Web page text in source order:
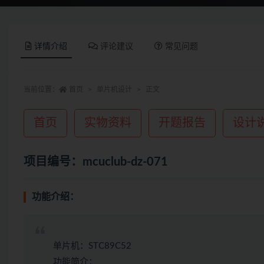
详情介绍 评论建议 常见问题
首页 实物资料 开题报告 设计
项目编号：mcuclub-dz-071
功能介绍：
单片机：STC89C52
功能简介：